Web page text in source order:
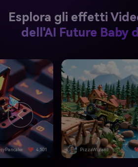
Esplora gli effetti
dell'AI Future Baby
PizzaWizard